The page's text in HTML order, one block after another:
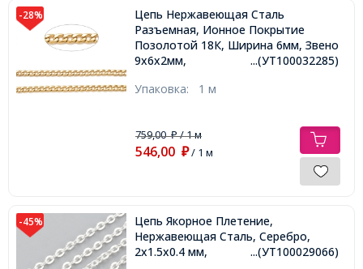
-28%
Цепь Нержавеющая Сталь
Разъемная, Ионное Покрытие
Позолотой 18К, Ширина 6мм, Звено
9х6х2мм,
...(УТ100032285)
Упаковка: 1 м
759,00₽/ 1 м
546,00 ₽/ 1 м
-45%
Цепь Якорное Плетение,
Нержавеющая Сталь, Серебро,
2x1.5x0.4 мм,
...(УТ100029066)